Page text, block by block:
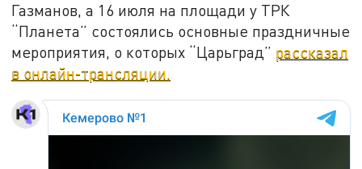
Газманов, а 16 июля на площади у ТРК
“Планета” состоялись основные праздничные
мероприятия, о которых “Царьград” рассказал
в онлайн-трансляции.